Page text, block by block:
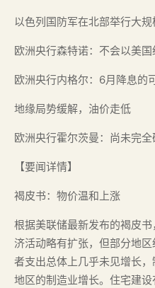
以色列国防军在北部举行大
欧洲央行森特诺：不会以美
欧洲央行内格尔：6月降息的
地缘局势缓解，油价走低
欧洲央行霍尔茨曼：尚未完
【要闻详情】
褐皮书：物价温和上涨
根据美联储最新发布的褐皮
济活动略有扩张，但部分地
者支出总体上几乎未见增长
地区的制造业增长。住宅建